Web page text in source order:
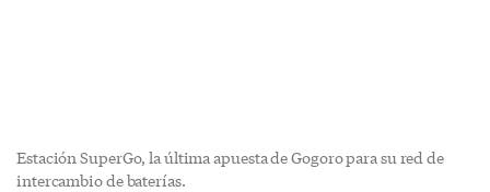
Estación SuperGo, la última apuesta de Gogoro para su red de
intercambio de baterías.